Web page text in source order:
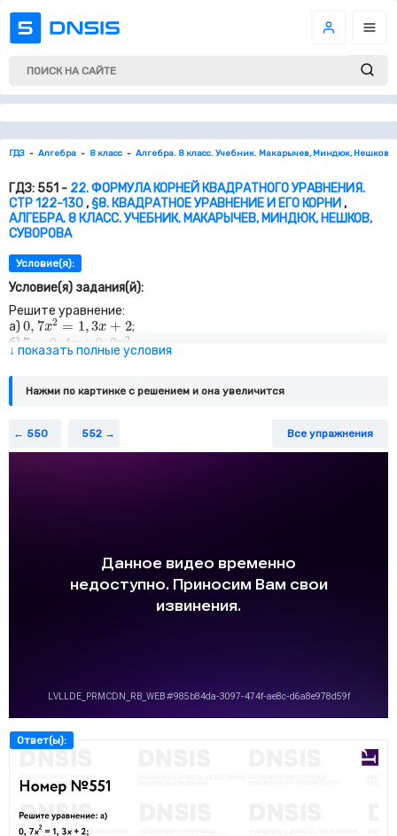
ГДЗ Алгебра 8 класс Алгебра. 8 класс. Учебник. Макарычев, Миндюк, Нешков,
ГДЗ: 551 - 22. ФОРМУЛА КОРНЕЙ КВАДРАТНОГО УРАВНЕНИЯ.
СТР 122-130,§8. КВАДРАТНОЕ УРАВНЕНИЕ И ЕГО КОРНИ,
АЛГЕБРА. 8 КЛАСС. УЧЕБНИК. МАКАРЫЧЕВ, МИНДЮК, НЕШКОВ,
СУВОРОВА
Условие(я):
Условие(я) задания(й):
Решите уравнение:
а) 0, 7x2 = 1,3x + 2
0,7x2=1,3x+2
;
б)7 0 4 y + 0 2y2
7= 0,4 y+ 0, 2y 2
;
2 − 1, 6 −0,36 = 0
x2−1,6x −0,36= 0
г)
0,2y2 − 10y +125 = 0
0,2y2−10y+125=0
;
↓ показать полные условия
Нажми по картинке c решением и она увеличится
550 552 Все упражнения
Ответ(ы):